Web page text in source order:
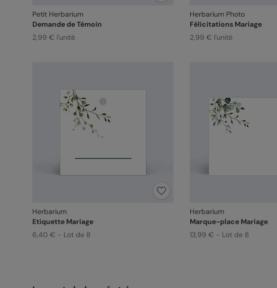
Petit Herbarium
Demande de Témoin
2,99 € l'unité
Herbarium Photo
Félicitations Mariage
2,99 € l'unité
Herbarium
Etiquette Mariage
6,40 € - Lot de 8
Herbarium
Marque-place Mariage
13,99 € - Lot de 8